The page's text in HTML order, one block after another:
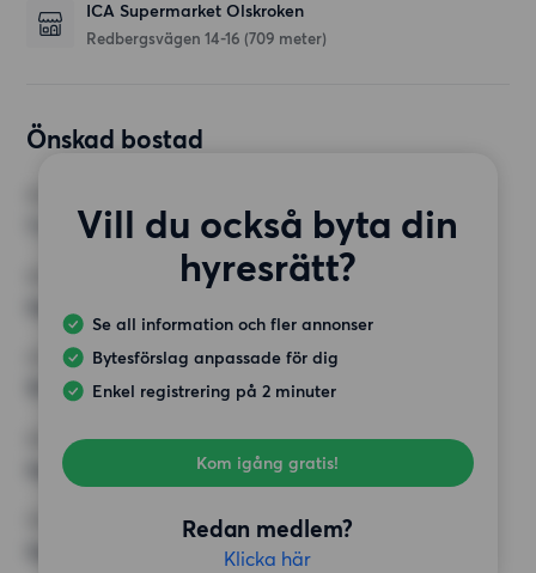
ICA Supermarket Olskroken
Redbergsvägen 14-16 (709 meter)
Önskad bostad
Vill du också byta din
hyresrätt?
Se all information och fler annonser
Bytesförslag anpassade för dig
Enkel registrering på 2 minuter
Kom igång gratis!
Redan medlem?
Klicka här
MINST ANTAL KVADRATMETER
HÖGSTA HYRA
10 000 kr
Inga speciella krav
ÖVRIGA PREFERENSER
Inga speciella preferenser